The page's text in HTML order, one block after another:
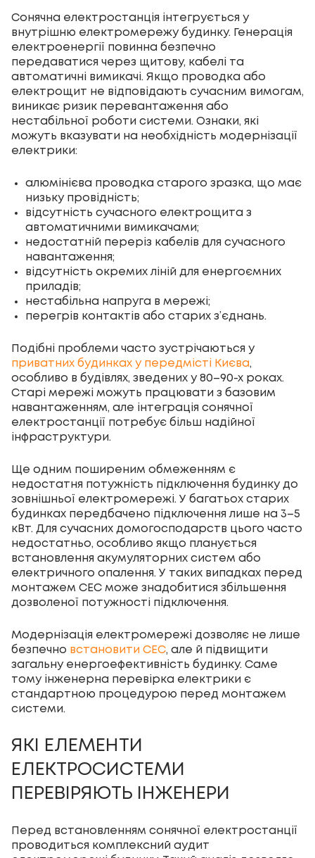
Сонячна електростанція інтегрується у
внутрішню електромережу будинку. Генерація
електроенергії повинна безпечно
передаватися через щитову, кабелі та
автоматичні вимикачі. Якщо проводка або
електрощит не відповідають сучасним вимогам,
виникає ризик перевантаження або
нестабільної роботи системи. Ознаки, які
можуть вказувати на необхідність модернізації
електрики:
алюмінієва проводка старого зразка, що має
низьку провідність;
відсутність сучасного електрощита з
автоматичними вимикачами;
недостатній переріз кабелів для сучасного
навантаження;
відсутність окремих ліній для енергоємних
приладів;
нестабільна напруга в мережі;
перегрів контактів або старих з’єднань.
Подібні проблеми часто зустрічаються у
приватних будинках у передмісті Києва,
особливо в будівлях, зведених у 80–90-х роках.
Старі мережі можуть працювати з базовим
навантаженням, але інтеграція сонячної
електростанції потребує більш надійної
інфраструктури.
Ще одним поширеним обмеженням є
недостатня потужність підключення будинку до
зовнішньої електромережі. У багатьох старих
будинках передбачено підключення лише на 3–5
кВт. Для сучасних домогосподарств цього часто
недостатньо, особливо якщо планується
встановлення акумуляторних систем або
електричного опалення. У таких випадках перед
монтажем СЕС може знадобитися збільшення
дозволеної потужності підключення.
Модернізація електромережі дозволяє не лише
безпечно встановити СЕС, але й підвищити
загальну енергоефективність будинку. Саме
тому інженерна перевірка електрики є
стандартною процедурою перед монтажем
системи.
ЯКІ ЕЛЕМЕНТИ
ЕЛЕКТРОСИСТЕМИ
ПЕРЕВІРЯЮТЬ ІНЖЕНЕРИ
Перед встановленням сонячної електростанції
проводиться комплексний аудит